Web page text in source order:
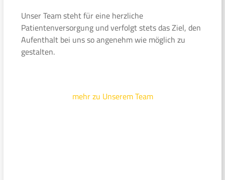
Unser Team steht für eine herzliche
Patientenversorgung und verfolgt stets das Ziel, den
Aufenthalt bei uns so angenehm wie möglich zu
gestalten.
mehr zu Unserem Team